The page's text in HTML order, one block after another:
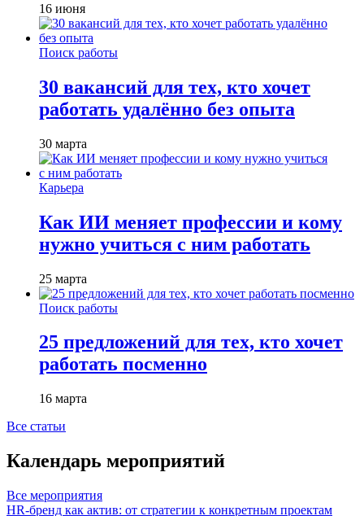
16 июня
Поиск работы
30 вакансий для тех, кто хочет
работать удалённо без опыта
30 марта
Карьера
Как ИИ меняет профессии и кому
нужно учиться с ним работать
25 марта
Поиск работы
25 предложений для тех, кто хочет
работать посменно
16 марта
Все статьи
Календарь мероприятий
Все мероприятия
HR-бренд как актив: от стратегии к конкретным проектам